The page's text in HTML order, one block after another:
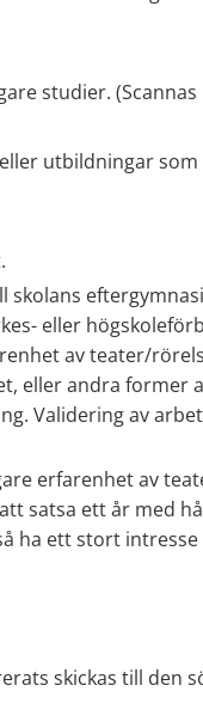
studier.
utbildningar som
skolans
eller
av teater/
eller andra former
Validering av
erfarenhet av
satsa ett år med
ha ett stort
skickas till den